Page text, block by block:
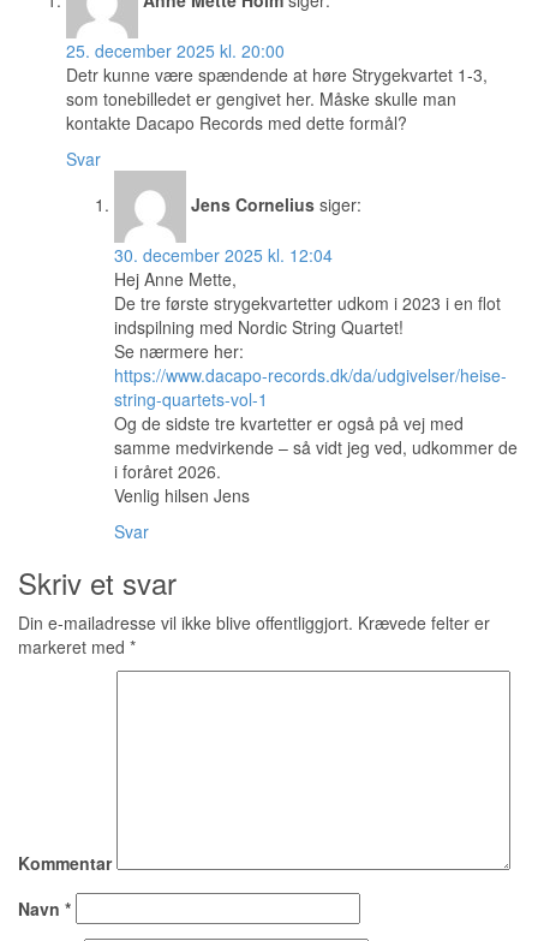
25. december 2025 kl. 20:00
Detr kunne være spændende at høre Strygekvartet 1-3,
som tonebilledet er gengivet her. Måske skulle man
kontakte Dacapo Records med dette formål?
Svar
Jens Cornelius siger:
30. december 2025 kl. 12:04
Hej Anne Mette,
De tre første strygekvartetter udkom i 2023 i en flot
indspilning med Nordic String Quartet!
Se nærmere her:
https://www.dacapo-records.dk/da/udgivelser/heise-
string-quartets-vol-1
Og de sidste tre kvartetter er også på vej med
samme medvirkende – så vidt jeg ved, udkommer de
i foråret 2026.
Venlig hilsen Jens
Svar
Skriv et svar
Din e-mailadresse vil ikke blive offentliggjort. Krævede felter er
markeret med *
Kommentar
Navn *